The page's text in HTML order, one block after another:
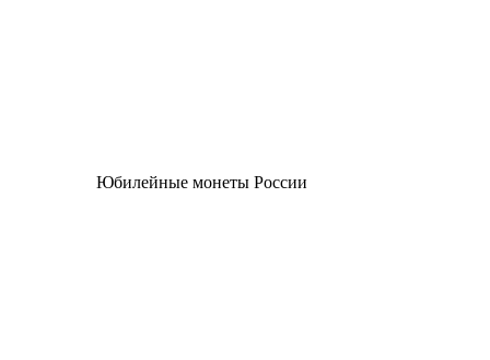
Юбилейные монеты России